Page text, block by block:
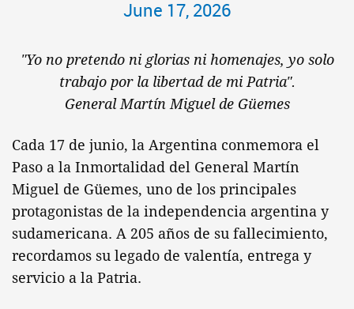
June 17, 2026
"Yo no pretendo ni glorias ni homenajes, yo solo
trabajo por la libertad de mi Patria".
General Martín Miguel de Güemes
Cada 17 de junio, la Argentina conmemora el
Paso a la Inmortalidad del General Martín
Miguel de Güemes, uno de los principales
protagonistas de la independencia argentina y
sudamericana. A 205 años de su fallecimiento,
recordamos su legado de valentía, entrega y
servicio a la Patria.